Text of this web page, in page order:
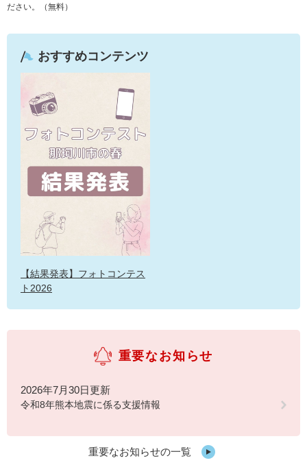
ださい。（無料）
おすすめコンテンツ
【結果発表】フォトコンテス
ト2026
重要なお知らせ
2026年7月30日更新
令和8年熊本地震に係る支援情報
重要なお知らせの一覧